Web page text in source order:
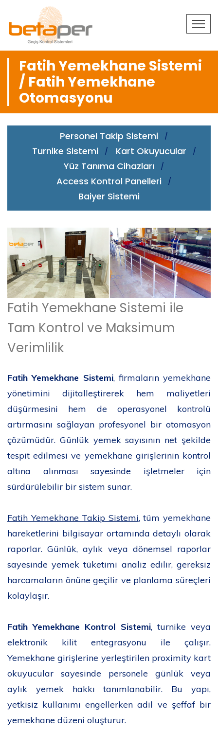
Fatih Yemekhane Sistemi
/ Fatih Yemekhane
Otomasyonu
Personel Takip Sistemi
Turnike Sistemi
Kart Okuyucular
Yüz Tanıma Cihazları
Access Kontrol Panelleri
Baiyer Sistemi
Fatih Yemekhane Sistemi ile
Tam Kontrol ve Maksimum
Verimlilik
Fatih Yemekhane Sistemi, firmaların yemekhane
yönetimini dijitalleştirerek hem maliyetleri
düşürmesini hem de operasyonel kontrolü
artırmasını sağlayan profesyonel bir otomasyon
çözümüdür. Günlük yemek sayısının net şekilde
tespit edilmesi ve yemekhane girişlerinin kontrol
altına alınması sayesinde işletmeler için
sürdürülebilir bir sistem sunar.
Fatih Yemekhane Takip Sistemi, tüm yemekhane
hareketlerini bilgisayar ortamında detaylı olarak
raporlar. Günlük, aylık veya dönemsel raporlar
sayesinde yemek tüketimi analiz edilir, gereksiz
harcamaların önüne geçilir ve planlama süreçleri
kolaylaşır.
Fatih Yemekhane Kontrol Sistemi, turnike veya
elektronik kilit entegrasyonu ile çalışır.
Yemekhane girişlerine yerleştirilen proximity kart
okuyucular sayesinde personele günlük veya
aylık yemek hakkı tanımlanabilir. Bu yapı,
yetkisiz kullanımı engellerken adil ve şeffaf bir
yemekhane düzeni oluşturur.